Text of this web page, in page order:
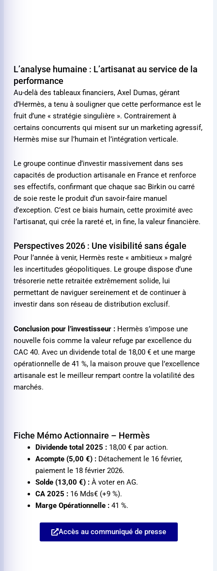
L’analyse humaine : L’artisanat au service de la
performance
Au-delà des tableaux financiers, Axel Dumas, gérant
d’Hermès, a tenu à souligner que cette performance est le
fruit d’une « stratégie singulière ». Contrairement à
certains concurrents qui misent sur un marketing agressif,
Hermès mise sur l’humain et l’intégration verticale.
Le groupe continue d’investir massivement dans ses
capacités de production artisanale en France et renforce
ses effectifs, confirmant que chaque sac Birkin ou carré
de soie reste le produit d’un savoir-faire manuel
d’exception. C’est ce biais humain, cette proximité avec
l’artisanat, qui crée la rareté et, in fine, la valeur financière.
Perspectives 2026 : Une visibilité sans égale
Pour l’année à venir, Hermès reste « ambitieux » malgré
les incertitudes géopolitiques. Le groupe dispose d’une
trésorerie nette retraitée extrêmement solide, lui
permettant de naviguer sereinement et de continuer à
investir dans son réseau de distribution exclusif.
Conclusion pour l’investisseur : Hermès s’impose une
nouvelle fois comme la valeur refuge par excellence du
CAC 40. Avec un dividende total de 18,00 € et une marge
opérationnelle de 41 %, la maison prouve que l’excellence
artisanale est le meilleur rempart contre la volatilité des
marchés.
Fiche Mémo Actionnaire – Hermès
Dividende total 2025 : 18,00 € par action.
Acompte (5,00 €) : Détachement le 16 février,
paiement le 18 février 2026.
Solde (13,00 €) : À voter en AG.
CA 2025 : 16 Mds€ (+9 %).
Marge Opérationnelle : 41 %.
Accès au communiqué de presse